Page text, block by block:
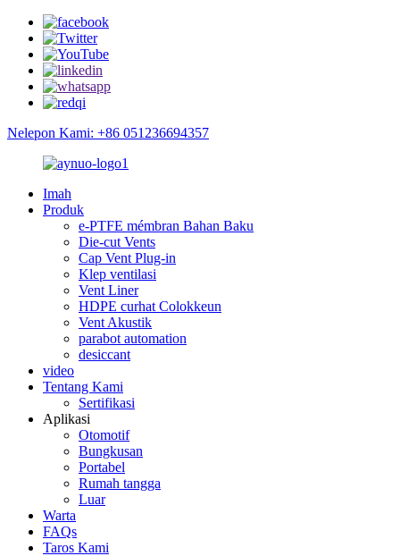
Nelepon Kami: +86 051236694357
Imah
Produk
e-PTFE mémbran Bahan Baku
Die-cut Vents
Cap Vent Plug-in
Klep ventilasi
Vent Liner
HDPE curhat Colokkeun
Vent Akustik
parabot automation
desiccant
video
Tentang Kami
Sertifikasi
Aplikasi
Otomotif
Bungkusan
Portabel
Rumah tangga
Luar
Warta
FAQs
Taros Kami